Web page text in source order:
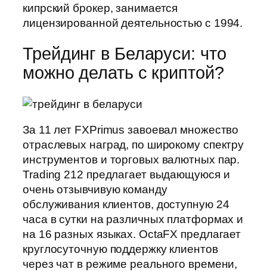
кипрский брокер, занимается
лицензированной деятельностью с 1994.
Трейдинг в Беларуси: что
можно делать с криптой?
За 11 лет FXPrimus завоевал множество
отраслевых наград, по широкому спектру
инструментов и торговых валютных пар.
Trading 212 предлагает выдающуюся и
очень отзывчивую команду
обслуживания клиентов, доступную 24
часа в сутки на различных платформах и
на 16 разных языках. OctaFX предлагает
круглосуточную поддержку клиентов
через чат в режиме реального времени,